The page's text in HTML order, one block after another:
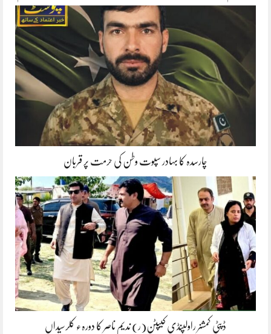
چارسدہ کا بہادر سپوت وطن کی حرمت پر قربان
ڈپٹی کمشنر راولپنڈی کیپٹن(ر) ندیم ناصر کا دورہء کلرسیداں